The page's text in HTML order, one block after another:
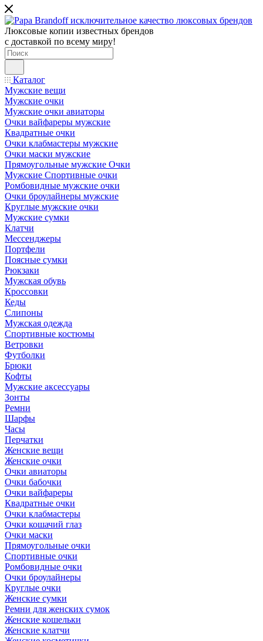
Люксовые копии известных брендов
с доставкой по всему миру!
Каталог
Мужские вещи
Мужские очки
Мужские очки авиаторы
Очки вайфареры мужские
Квадратные очки
Очки клабмастеры мужские
Очки маски мужские
Прямоугольные мужские Очки
Мужские Спортивные очки
Ромбовидные мужские очки
Очки броулайнеры мужские
Круглые мужские очки
Мужские сумки
Клатчи
Мессенджеры
Портфели
Поясные сумки
Рюкзаки
Мужская обувь
Кроссовки
Кеды
Слипоны
Мужская одежда
Спортивные костюмы
Ветровки
Футболки
Брюки
Кофты
Мужские аксессуары
Зонты
Ремни
Шарфы
Часы
Перчатки
Женские вещи
Женские очки
Очки авиаторы
Очки бабочки
Очки вайфареры
Квадратные очки
Очки клабмастеры
Очки кошачий глаз
Очки маски
Прямоугольные очки
Спортивные очки
Ромбовидные очки
Очки броулайнеры
Круглые очки
Женские сумки
Ремни для женских сумок
Женские кошельки
Женские клатчи